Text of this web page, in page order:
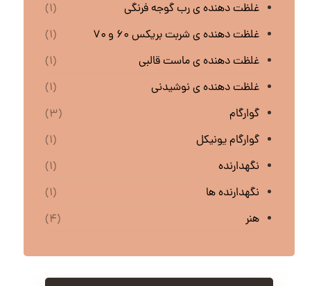
غلظت دهنده ی رب گوجه فرنگی
(۱)
غلظت دهنده ی شربت بریکس ۶۰ و ۷۰
(۱)
غلظت دهنده ی ماست قالبی
(۱)
غلظت دهنده ی نوشیدنی
(۱)
گوارگام
(۳)
گوارگام یونیکل
(۱)
نگهدارنده
(۱)
نگهدارنده ها
(۱)
هنر
(۴)